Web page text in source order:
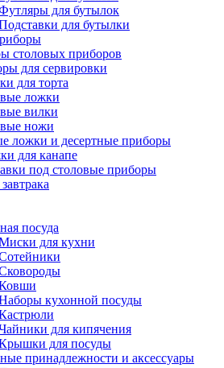
для бутылок
для бутылки
столовых приборов
для сервировки
для торта
ложки
вилки
ножи
ложки и десертные приборы
для канапе
под столовые приборы
посуда
для кухни
кухонной посуды
для кипячения
для посуды
принадлежности и аксессуары